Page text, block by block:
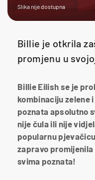
Slika nije dostupna
Billie je otkrila
promjenu u
Billie Eilish se je
kombinaciju zelene
poznata apsolutno
nije čula ili nije
popularnu
zapravo promijenila
svima poznata!